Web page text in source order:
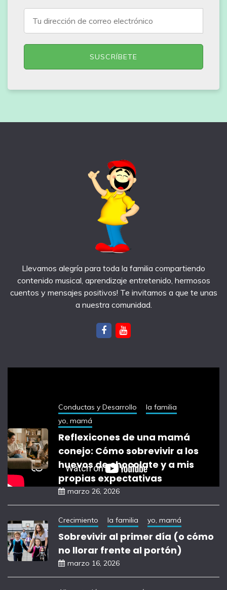
Llevamos alegría para toda la familia compartiendo
contenido musical, aprendizaje entretenido, hermosos
cuentos y mensajes positivos! Te invitamos a que te unas
a nuestra comunidad.
Conductas y Desarrollo
la familia
yo, mamá
Reflexicones de una mamá
conejo: Cómo sobrevivir a los
huevos de chocolate y a mis
propias expectativas
marzo 26, 2026
Crecimiento la familia yo, mamá
Sobrevivir al primer día (o cómo
no llorar frente al portón)
marzo 16, 2026